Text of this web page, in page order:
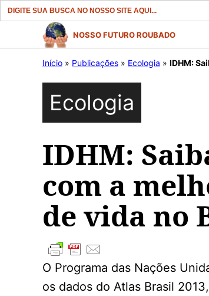
Search
for:
conteúdo
NOSSO FUTURO ROUBADO
Início » Publicações » Ecologia » IDHM:
Ecologia
IDHM:
com a
de vida no
O Programa das Nações
os dados do Atlas Brasil